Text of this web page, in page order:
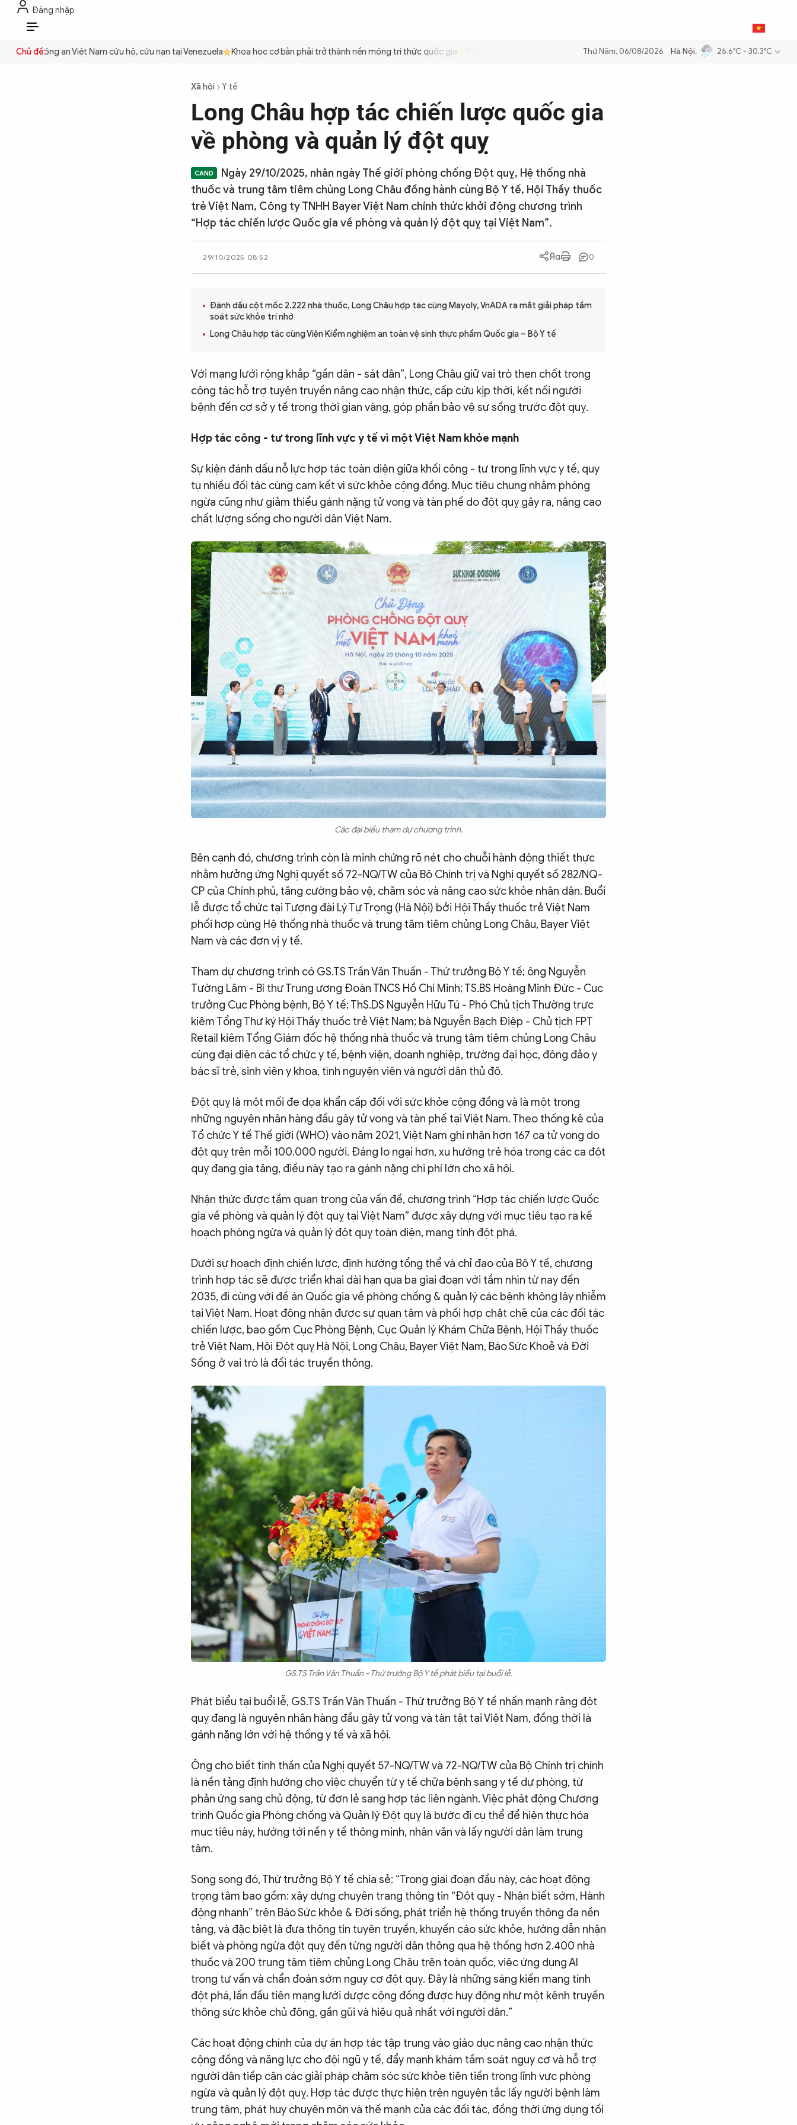
Đăng nhập
VI
Chủ đề:
Công an Việt Nam cứu hộ, cứu nạn tại Venezuela Khoa học cơ bản phải trở thành nền móng tri thức quốc gia Triệt để tiết kiệm xăng dầu để đảm bảo an ninh năng lượng quốc gia Thực hiện Nghị
Thứ Năm, 06/08/2026 Hà Nội, 25.6°C - 30.3°C
Xã hội Y tế
Long Châu hợp tác chiến lược quốc gia
về phòng và quản lý đột quỵ
Ngày 29/10/2025, nhân ngày Thế giới phòng chống Đột quỵ, Hệ thống nhà
thuốc và trung tâm tiêm chủng Long Châu đồng hành cùng Bộ Y tế, Hội Thầy thuốc
trẻ Việt Nam, Công ty TNHH Bayer Việt Nam chính thức khởi động chương trình
“Hợp tác chiến lược Quốc gia về phòng và quản lý đột quỵ tại Việt Nam”.
29/10/2025 08:52 0
Đánh dấu cột mốc 2.222 nhà thuốc, Long Châu hợp tác cùng Mayoly, VnADA ra mắt giải pháp tầm
soát sức khỏe trí nhớ
Long Châu hợp tác cùng Viện Kiểm nghiệm an toàn vệ sinh thực phẩm Quốc gia – Bộ Y tế
Với mạng lưới rộng khắp “gần dân - sát dân”, Long Châu giữ vai trò then chốt trong
công tác hỗ trợ tuyên truyền nâng cao nhận thức, cấp cứu kịp thời, kết nối người
bệnh đến cơ sở y tế trong thời gian vàng, góp phần bảo vệ sự sống trước đột quỵ.
Hợp tác công - tư trong lĩnh vực y tế vì một Việt Nam khỏe mạnh
Sự kiện đánh dấu nỗ lực hợp tác toàn diện giữa khối công - tư trong lĩnh vực y tế, quy
tụ nhiều đối tác cùng cam kết vì sức khỏe cộng đồng. Mục tiêu chung nhằm phòng
ngừa cũng như giảm thiểu gánh nặng tử vong và tàn phế do đột quỵ gây ra, nâng cao
chất lượng sống cho người dân Việt Nam.
Các đại biểu tham dự chương trình.
Bên cạnh đó, chương trình còn là minh chứng rõ nét cho chuỗi hành động thiết thực
nhằm hưởng ứng Nghị quyết số 72-NQ/TW của Bộ Chính trị và Nghị quyết số 282/NQ-
CP của Chính phủ, tăng cường bảo vệ, chăm sóc và nâng cao sức khỏe nhân dân. Buổi
lễ được tổ chức tại Tượng đài Lý Tự Trọng (Hà Nội) bởi Hội Thầy thuốc trẻ Việt Nam
phối hợp cùng Hệ thống nhà thuốc và trung tâm tiêm chủng Long Châu, Bayer Việt
Nam và các đơn vị y tế.
Tham dự chương trình có GS.TS Trần Văn Thuấn - Thứ trưởng Bộ Y tế; ông Nguyễn
Tường Lâm - Bí thư Trung ương Đoàn TNCS Hồ Chí Minh; TS.BS Hoàng Minh Đức - Cục
trưởng Cục Phòng bệnh, Bộ Y tế; ThS.DS Nguyễn Hữu Tú - Phó Chủ tịch Thường trực
kiêm Tổng Thư ký Hội Thầy thuốc trẻ Việt Nam; bà Nguyễn Bạch Điệp - Chủ tịch FPT
Retail kiêm Tổng Giám đốc hệ thống nhà thuốc và trung tâm tiêm chủng Long Châu
cùng đại diện các tổ chức y tế, bệnh viện, doanh nghiệp, trường đại học, đông đảo y
bác sĩ trẻ, sinh viên y khoa, tình nguyện viên và người dân thủ đô.
Đột quỵ là một mối đe dọa khẩn cấp đối với sức khỏe cộng đồng và là một trong
những nguyên nhân hàng đầu gây tử vong và tàn phế tại Việt Nam. Theo thống kê của
Tổ chức Y tế Thế giới (WHO) vào năm 2021, Việt Nam ghi nhận hơn 167 ca tử vong do
đột quỵ trên mỗi 100.000 người. Đáng lo ngại hơn, xu hướng trẻ hóa trong các ca đột
quỵ đang gia tăng, điều này tạo ra gánh nặng chi phí lớn cho xã hội.
Nhận thức được tầm quan trọng của vấn đề, chương trình “Hợp tác chiến lược Quốc
gia về phòng và quản lý đột quỵ tại Việt Nam” được xây dựng với mục tiêu tạo ra kế
hoạch phòng ngừa và quản lý đột quỵ toàn diện, mang tính đột phá.
Dưới sự hoạch định chiến lược, định hướng tổng thể và chỉ đạo của Bộ Y tế, chương
trình hợp tác sẽ được triển khai dài hạn qua ba giai đoạn với tầm nhìn từ nay đến
2035, đi cùng với đề án Quốc gia về phòng chống & quản lý các bệnh không lây nhiễm
tại Việt Nam. Hoạt động nhận được sự quan tâm và phối hợp chặt chẽ của các đối tác
chiến lược, bao gồm Cục Phòng Bệnh, Cục Quản lý Khám Chữa Bệnh, Hội Thầy thuốc
trẻ Việt Nam, Hội Đột quỵ Hà Nội, Long Châu, Bayer Việt Nam, Báo Sức Khoẻ và Đời
Sống ở vai trò là đối tác truyền thông.
GS.TS Trần Văn Thuấn - Thứ trưởng Bộ Y tế phát biểu tại buổi lễ.
Phát biểu tại buổi lễ, GS.TS Trần Văn Thuấn - Thứ trưởng Bộ Y tế nhấn mạnh rằng đột
quỵ đang là nguyên nhân hàng đầu gây tử vong và tàn tật tại Việt Nam, đồng thời là
gánh nặng lớn với hệ thống y tế và xã hội.
Ông cho biết tinh thần của Nghị quyết 57-NQ/TW và 72-NQ/TW của Bộ Chính trị chính
là nền tảng định hướng cho việc chuyển từ y tế chữa bệnh sang y tế dự phòng, từ
phản ứng sang chủ động, từ đơn lẻ sang hợp tác liên ngành. Việc phát động Chương
trình Quốc gia Phòng chống và Quản lý Đột quỵ là bước đi cụ thể để hiện thực hóa
mục tiêu này, hướng tới nền y tế thông minh, nhân văn và lấy người dân làm trung
tâm.
Song song đó, Thứ trưởng Bộ Y tế chia sẻ: “Trong giai đoạn đầu này, các hoạt động
trọng tâm bao gồm: xây dựng chuyên trang thông tin “Đột quỵ - Nhận biết sớm, Hành
động nhanh” trên Báo Sức khỏe & Đời sống, phát triển hệ thống truyền thông đa nền
tảng, và đặc biệt là đưa thông tin tuyên truyền, khuyến cáo sức khỏe, hướng dẫn nhận
biết và phòng ngừa đột quỵ đến từng người dân thông qua hệ thống hơn 2.400 nhà
thuốc và 200 trung tâm tiêm chủng Long Châu trên toàn quốc, việc ứng dụng AI
trong tư vấn và chẩn đoán sớm nguy cơ đột quỵ. Đây là những sáng kiến mang tính
đột phá, lần đầu tiên mạng lưới dược cộng đồng được huy động như một kênh truyền
thông sức khỏe chủ động, gần gũi và hiệu quả nhất với người dân.”
Các hoạt động chính của dự án hợp tác tập trung vào giáo dục nâng cao nhận thức
cộng đồng và năng lực cho đội ngũ y tế, đẩy mạnh khám tầm soát nguy cơ và hỗ trợ
người dân tiếp cận các giải pháp chăm sóc sức khỏe tiên tiến trong lĩnh vực phòng
ngừa và quản lý đột quỵ. Hợp tác được thực hiện trên nguyên tắc lấy người bệnh làm
trung tâm, phát huy chuyên môn và thế mạnh của các đối tác, đồng thời ứng dụng tối